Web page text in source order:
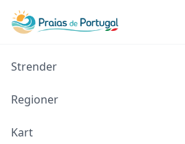
Strender
Regioner
Kart